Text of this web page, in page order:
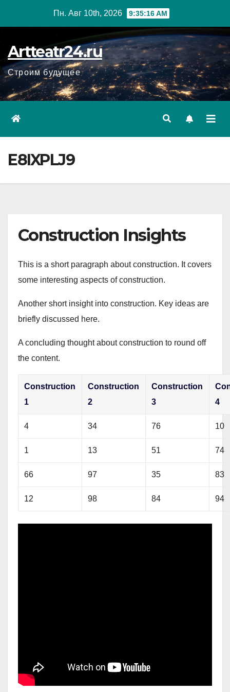
Пн. Авг 10th, 2026 9:35:18 AM
Artteatr24.ru
Строим будущее
E8IXPLJ9
Construction Insights
This is a short paragraph about construction. It covers
some interesting aspects of construction.
Another short insight into construction. Key ideas are
briefly discussed here.
A concluding thought about construction to round off
the content.
Construction
1
Construction
2
Construction
3
4
4 34 76 10
1 13 51 74
66 97 35 83
12 98 84 94